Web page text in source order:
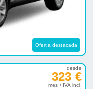
Oferta destacada
desde
323 €
mes / IVA incl.